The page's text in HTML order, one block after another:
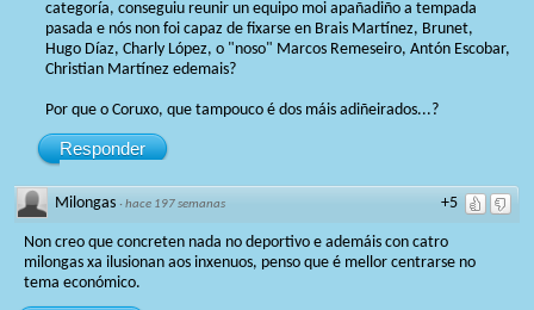
categoría, conseguiu reunir un equipo moi apañadiño a tempada
pasada e nós non foi capaz de fixarse en Brais Martínez, Brunet,
Hugo Díaz, Charly López, o "noso" Marcos Remeseiro, Antón Escobar,
Christian Martínez edemais?
Por que o Coruxo, que tampouco é dos máis adiñeirados...?
Responder
+5
Milongas ·hace 197 semanas
Non creo que concreten nada no deportivo e ademáis con catro
milongas xa ilusionan aos inxenuos, penso que é mellor centrarse no
tema económico.